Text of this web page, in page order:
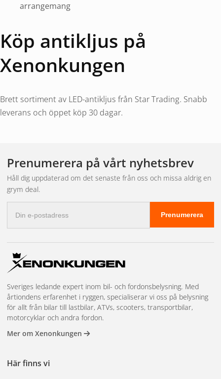
arrangemang
Köp antikljus på
Xenonkungen
Brett sortiment av LED-antikljus från Star Trading. Snabb
leverans och öppet köp 30 dagar.
Prenumerera på vårt nyhetsbrev
Håll dig uppdaterad om det senaste från oss och missa aldrig en
grym deal.
postadress
Prenumerera
Sveriges ledande expert inom bil- och fordonsbelysning. Med
årtiondens erfarenhet i ryggen, specialiserar vi oss på belysning
för allt från bilar till lastbilar, ATVs, scooters, transportbilar,
motorcyklar och andra fordon.
Mer om Xenonkungen
Här finns vi